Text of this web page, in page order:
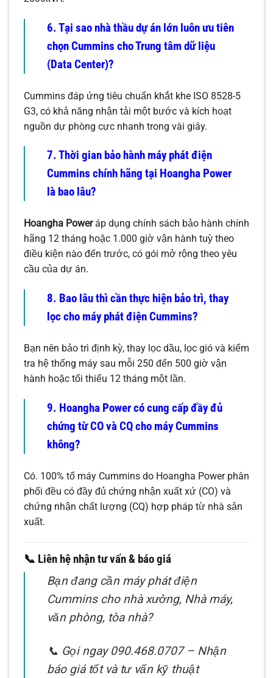
6. Tại sao nhà thầu dự án lớn luôn ưu tiên
chọn Cummins cho Trung tâm dữ liệu
(Data Center)?
Cummins đáp ứng tiêu chuẩn khắt khe ISO 8528-5
G3, có khả năng nhận tải một bước và kích hoạt
nguồn dự phòng cực nhanh trong vài giây.
7. Thời gian bảo hành máy phát điện
Cummins chính hãng tại Hoangha Power
là bao lâu?
Hoangha Poweráp dụng chính sách bảo hành chính
hãng 12 tháng hoặc 1.000 giờ vận hành tuỳ theo
điều kiện nào đến trước, có gói mở rộng theo yêu
cầu của dự án.
8. Bao lâu thì cần thực hiện bảo trì, thay
lọc cho máy phát điện Cummins?
Bạn nên bảo trì định kỳ, thay lọc dầu, lọc gió và kiểm
tra hệ thống máy sau mỗi 250 đến 500 giờ vận
hành hoặc tối thiểu 12 tháng một lần.
9. Hoangha Power có cung cấp đầy đủ
chứng từ CO và CQ cho máy Cummins
không?
Có. 100% tổ máy Cummins do Hoangha Power phân
phối đều có đầy đủ chứng nhận xuất xứ (CO) và
chứng nhận chất lượng (CQ) hợp pháp từ nhà sản
xuất.
📞 Liên hệ nhận tư vấn & báo giá
Bạn đang cần máy phát điện
Cummins cho nhà xưởng, Nhà máy,
văn phòng, tòa nhà?
📞 Gọi ngay 090.468.0707 – Nhận
báo giá tốt và tư vấn kỹ thuật